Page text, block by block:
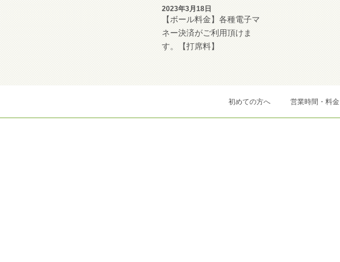
2023年3月18日
【ボール料金】各種電子マ
ネー決済がご利用頂けま
す。【打席料】
初めての方へ 営業時間・料金